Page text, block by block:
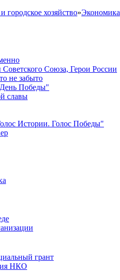
городское хозяйство»Экономика
Союза, Герои России
не забыто
Победы"
славы
Истории. Голос Победы"
грант
НКО